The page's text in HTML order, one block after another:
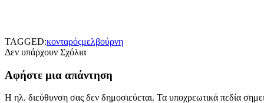
TAGGED:κονταρόςμελβούρνη
Δεν υπάρχουν Σχόλια
Αφήστε μια απάντηση
Η ηλ. διεύθυνση σας δεν δημοσιεύεται. Τα υποχρεωτικά πεδία